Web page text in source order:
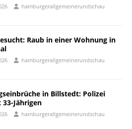
hamburgerallgemeinerundschau
Raub in einer Wohnung in
hamburgerallgemeinerundschau
in Billstedt: Polizei
Jährigen
hamburgerallgemeinerundschau